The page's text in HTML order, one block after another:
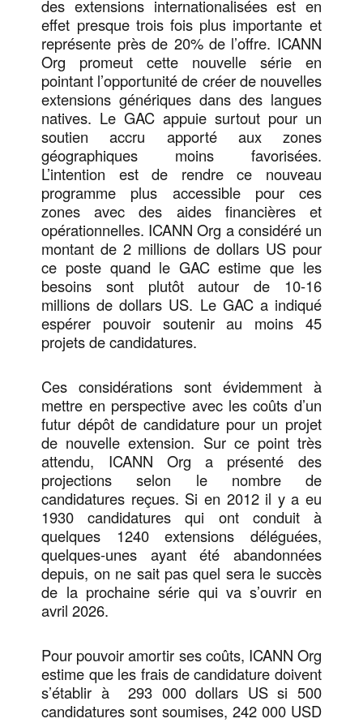
des extensions internationalisées est en
effet presque trois fois plus importante et
représente près de 20% de l’offre. ICANN
Org promeut cette nouvelle série en
pointant l’opportunité de créer de nouvelles
extensions génériques dans des langues
natives. Le GAC appuie surtout pour un
soutien accru apporté aux zones
géographiques moins favorisées.
L’intention est de rendre ce nouveau
programme plus accessible pour ces
zones avec des aides financières et
opérationnelles. ICANN Org a considéré un
montant de 2 millions de dollars US pour
ce poste quand le GAC estime que les
besoins sont plutôt autour de 10-16
millions de dollars US. Le GAC a indiqué
espérer pouvoir soutenir au moins 45
projets de candidatures.
Ces considérations sont évidemment à
mettre en perspective avec les coûts d’un
futur dépôt de candidature pour un projet
de nouvelle extension. Sur ce point très
attendu, ICANN Org a présenté des
projections selon le nombre de
candidatures reçues. Si en 2012 il y a eu
1930 candidatures qui ont conduit à
quelques 1240 extensions déléguées,
quelques-unes ayant été abandonnées
depuis, on ne sait pas quel sera le succès
de la prochaine série qui va s’ouvrir en
avril 2026.
Pour pouvoir amortir ses coûts, ICANN Org
estime que les frais de candidature doivent
s’établir à 293 000 dollars US si 500
candidatures sont soumises, 242 000 USD